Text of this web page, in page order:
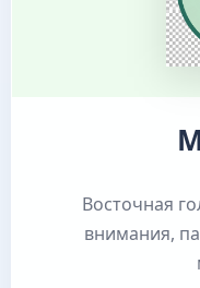
Восточная
внимания,